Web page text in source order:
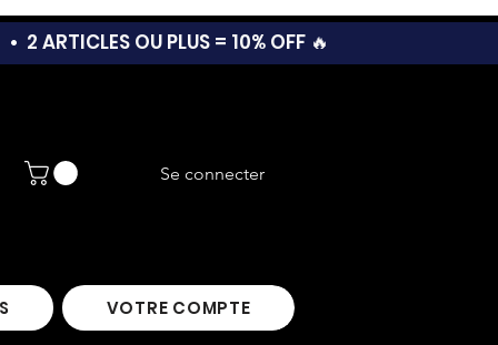
• 2 ARTICLES OU PLUS = 10% OFF 🔥
Se connecter
VOTRE COMPTE